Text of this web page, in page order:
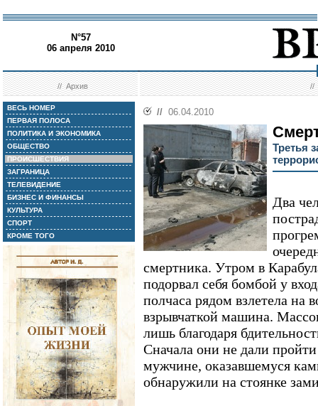
N°57
06 апреля 2010
//Архив //
ВЕСЬ НОМЕР
ПЕРВАЯ ПОЛОСА
ПОЛИТИКА И ЭКОНОМИКА
ОБЩЕСТВО
ПРОИСШЕСТВИЯ
ЗАГРАНИЦА
ТЕЛЕВИДЕНИЕ
БИЗНЕС И ФИНАНСЫ
КУЛЬТУРА
СПОРТ
КРОМЕ ТОГО
// 06.04.2010
Третья
Два
смертника. Утром в
подорвал себя бомбой у
полчаса рядом взлетела на
взрывчаткой машина.
лишь благодаря
Сначала они не дали
мужчине, оказавшемуся
обнаружили на стоянке